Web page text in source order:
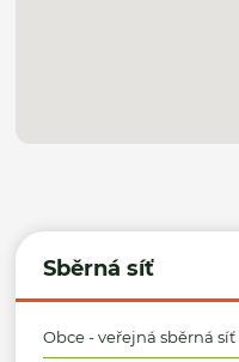
Sběrná síť
Obce - veřejná sběrná síť